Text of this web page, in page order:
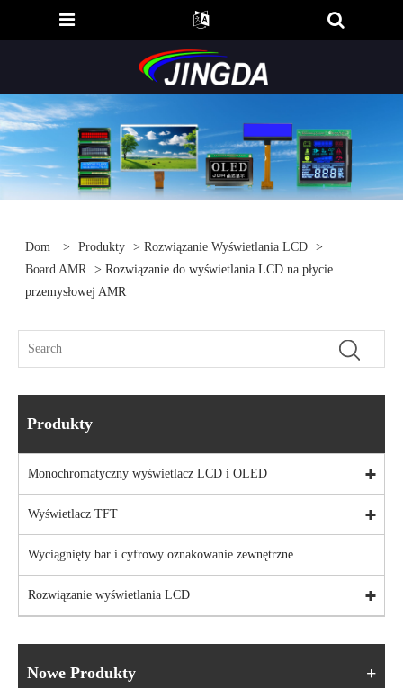
Dom > Produkty >Rozwiązanie Wyświetlania LCD >
Board AMR
> Rozwiązanie do wyświetlania LCD na płycie
przemysłowej AMR
Produkty
Monochromatyczny wyświetlacz LCD i OLED
Wyświetlacz TFT
Wyciągnięty bar i cyfrowy oznakowanie zewnętrzne
Rozwiązanie wyświetlania LCD
Nowe Produkty